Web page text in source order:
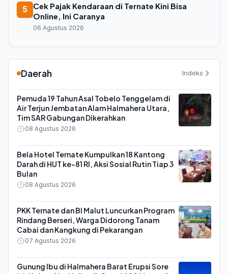
5
Cek Pajak Kendaraan di Ternate Kini Bisa
Online, Ini Caranya
06 Agustus 2026
Daerah Indeks
Pemuda 19 Tahun Asal Tobelo Tenggelam di
Air Terjun Jembatan Alam Halmahera Utara,
Tim SAR Gabungan Dikerahkan
08 Agustus 2026
Bela Hotel Ternate Kumpulkan 18 Kantong
Darah di HUT ke-81 RI, Aksi Sosial Rutin Tiap 3
Bulan
08 Agustus 2026
PKK Ternate dan BI Malut Luncurkan Program
Rindang Berseri, Warga Didorong Tanam
Cabai dan Kangkung di Pekarangan
07 Agustus 2026
Gunung Ibu di Halmahera Barat Erupsi Sore